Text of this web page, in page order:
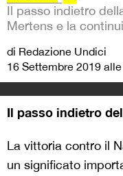
Il passo indietro
Mertens e la
di Redazione Undici
16 Settembre 2019 alle
Il passo indietro
La vittoria contro il
un significato